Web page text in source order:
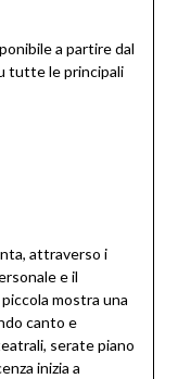
a partire dal
tutte le principali
attraverso i
e il
mostra una
canto e
serate piano
inizia a